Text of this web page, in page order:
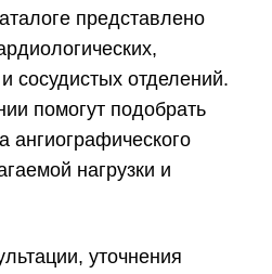
представлено
сосудистых отделений.
помогут подобрать
ангиографического
нагрузки и
уточнения